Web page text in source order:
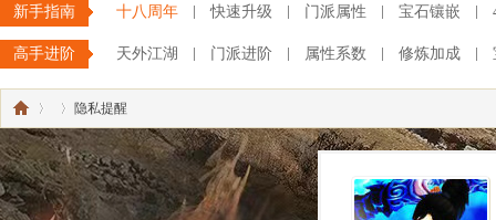
新手指南 十八周年 快速升级 门派属性 宝石镶嵌
高手进阶 天外江湖 门派进阶 属性系数 修炼加成
《 › ›
隐私提醒